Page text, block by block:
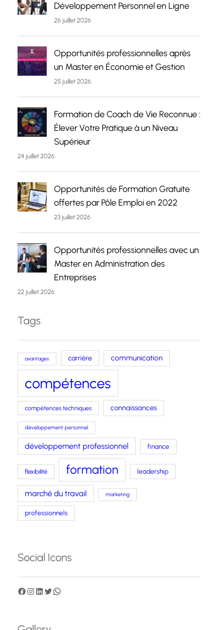
Développement Personnel en Ligne
26 juillet 2026
Opportunités professionnelles après
un Master en Économie et Gestion
25 juillet 2026
Formation de Coach de Vie Reconnue :
Élever Votre Pratique à un Niveau
Supérieur
24 juillet 2026
Opportunités de Formation Gratuite
offertes par Pôle Emploi en 2022
23 juillet 2026
Opportunités professionnelles avec un
Master en Administration des
Entreprises
22 juillet 2026
Tags
avantages carrière communication
compétences
compétences techniques connaissances
développement personnel
développement professionnel finance
flexibilité formation leadership
marché du travail marketing
professionnels
Social Icons
F
c
I
s
L
n
T
i
W